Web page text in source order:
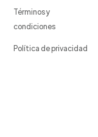
Términos y
condiciones
Política de privacidad